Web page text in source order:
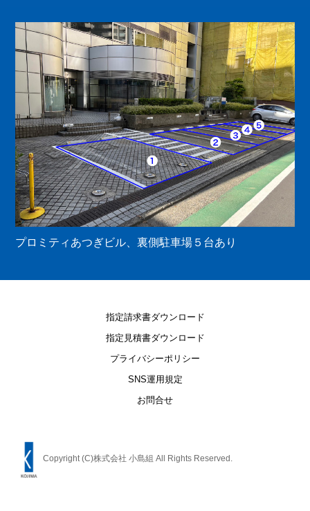
プロミティあつぎビル、裏側駐車場５台あり
指定請求書ダウンロード
指定見積書ダウンロード
プライバシーポリシー
SNS運用規定
お問合せ
Copyright (C)株式会社 小島組 All Rights Reserved.